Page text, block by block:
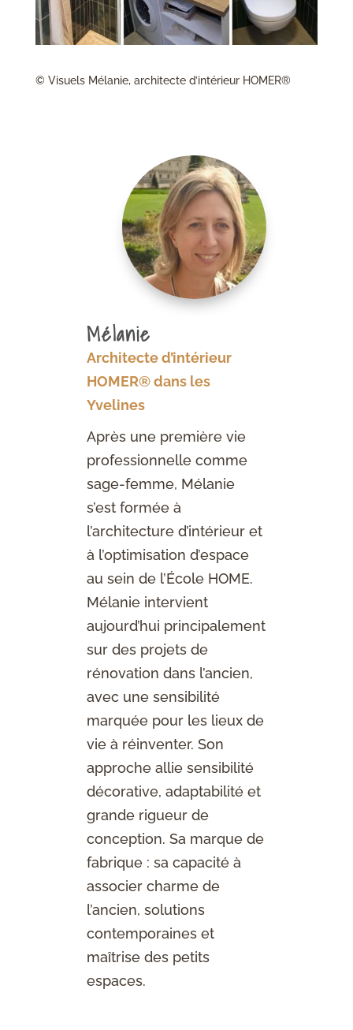
© Visuels Mélanie, architecte d’intérieur HOMER®
Mélanie
Architecte d’intérieur
HOMER® dans les
Yvelines
Après une première vie
professionnelle comme
sage-femme, Mélanie
s’est formée à
l’architecture d’intérieur et
à l’optimisation d’espace
au sein de l’École HOME.
Mélanie intervient
aujourd’hui principalement
sur des projets de
rénovation dans l’ancien,
avec une sensibilité
marquée pour les lieux de
vie à réinventer. Son
approche allie sensibilité
décorative, adaptabilité et
grande rigueur de
conception. Sa marque de
fabrique : sa capacité à
associer charme de
l’ancien, solutions
contemporaines et
maîtrise des petits
espaces.